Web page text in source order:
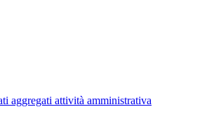
aggregati attività amministrativa